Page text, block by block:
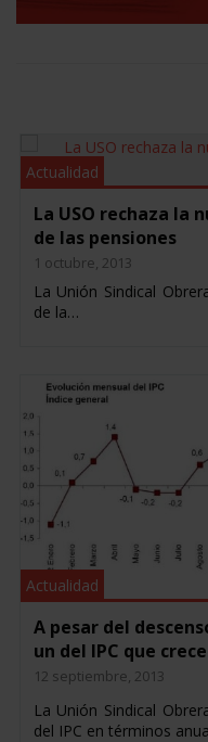
Actualidad
La USO rechaza la
de las pensiones
1 octubre, 2013
La Unión Sindical
de la…
Actualidad
A pesar del
un del IPC que
12 septiembre, 2013
La Unión Sindical
del IPC en términos